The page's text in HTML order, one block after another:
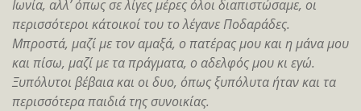
Ιωνία, αλλ’ όπως σε λίγες μέρες όλοι διαπιστώσαμε, οι
περισσότεροι κάτοικοί του το λέγανε Ποδαράδες.
Μπροστά, μαζί με τον αμαξά, ο πατέρας μου και η μάνα μου
και πίσω, μαζί με τα πράγματα, ο αδελφός μου κι εγώ.
Ξυπόλυτοι βέβαια και οι δυο, όπως ξυπόλυτα ήταν και τα
περισσότερα παιδιά της συνοικίας.